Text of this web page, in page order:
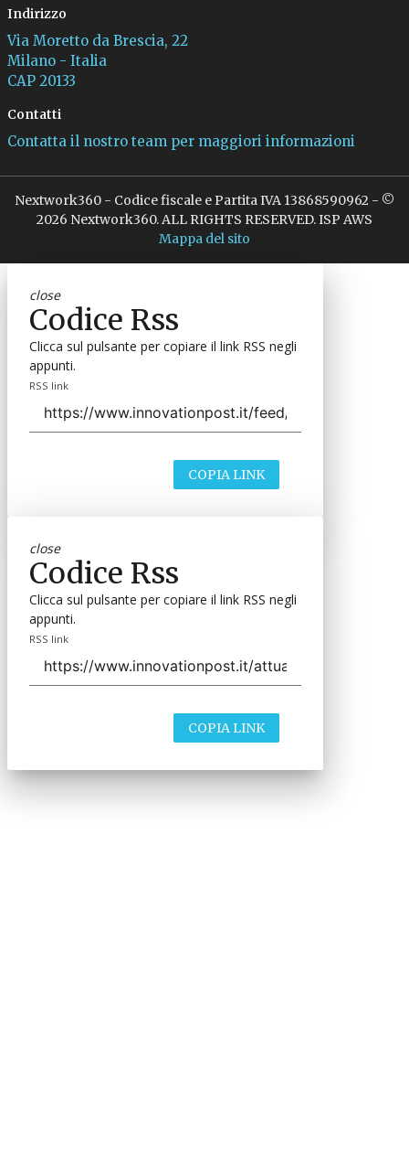
Indirizzo
Via Moretto da Brescia, 22
Milano - Italia
CAP 20133
Contatti
Contatta il nostro team per maggiori informazioni
Nextwork360 - Codice fiscale e Partita IVA 13868590962 - ©
2026 Nextwork360. ALL RIGHTS RESERVED. ISP AWS
Mappa del sito
close
Codice Rss
Clicca sul pulsante per copiare il link RSS negli
appunti.
RSS link
COPIA LINK
close
Codice Rss
Clicca sul pulsante per copiare il link RSS negli
appunti.
RSS link
COPIA LINK